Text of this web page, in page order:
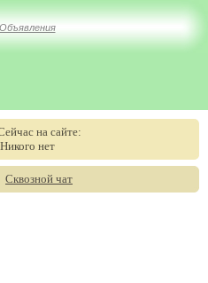
Объявления
на сайте:
Никого нет
Сквозной чат